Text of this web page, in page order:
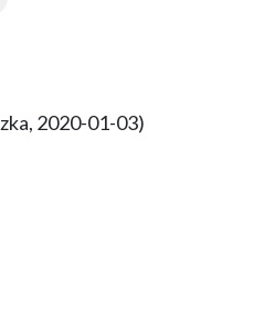
2020-01-03)